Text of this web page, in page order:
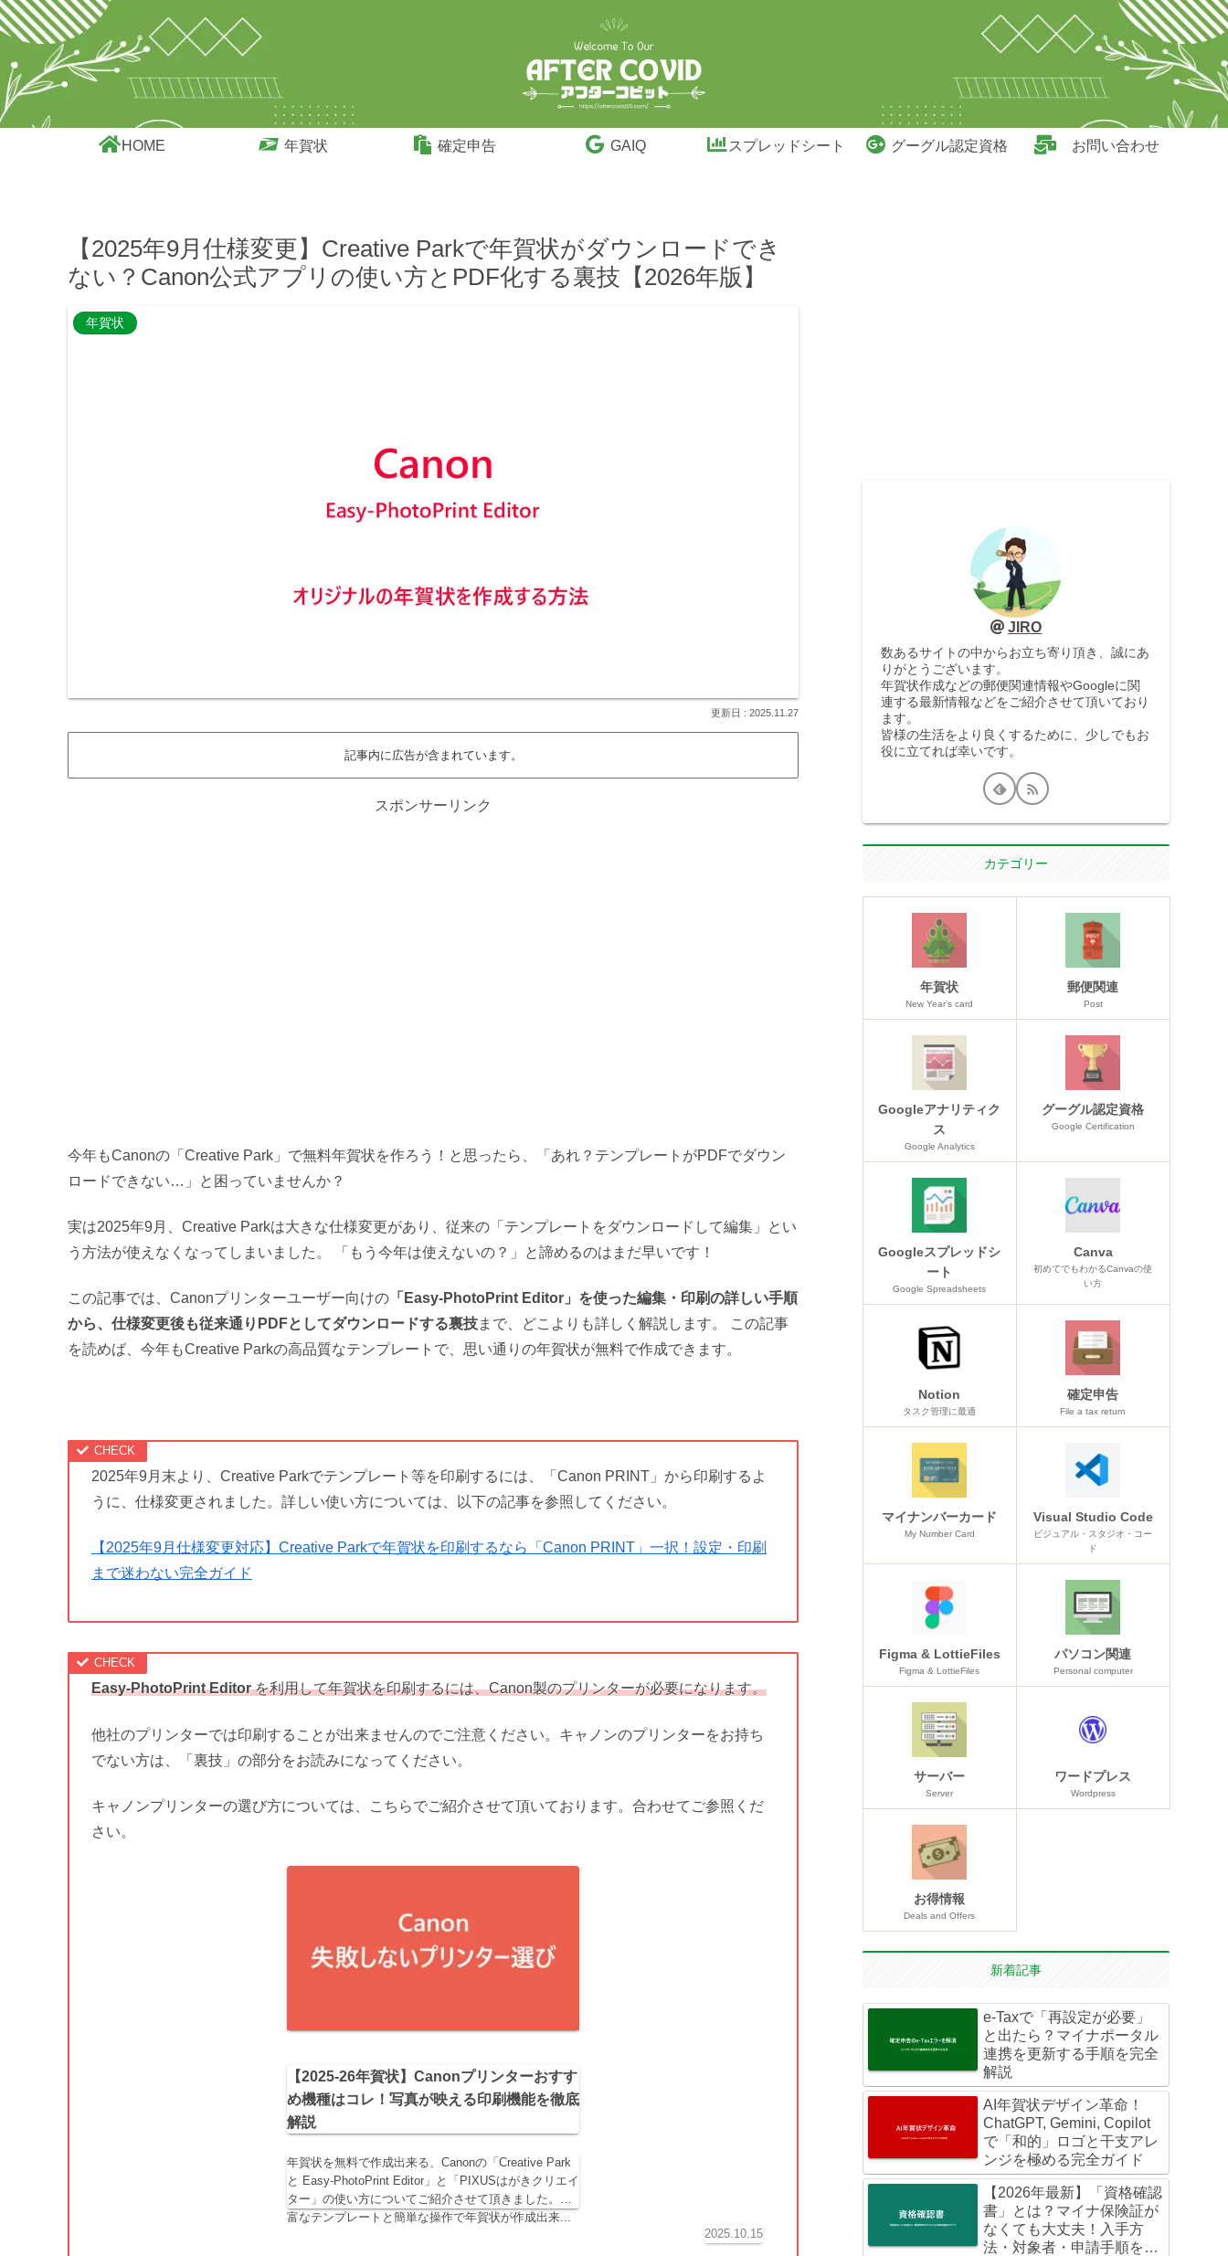
HOME 年賀状 確定申告 GAIQ スプレッドシート グーグル認定資格 お問い合わせ
【2025年9月仕様変更】Creative Parkで年賀状がダウンロードでき
ない？Canon公式アプリの使い方とPDF化する裏技【2026年版】
年賀状
2025.11.27
記事内に広告が含まれています。
スポンサーリンク
今年もCanonの「Creative Park」で無料年賀状を作ろう！と思ったら、「あれ？テンプレートがPDFでダウン
ロードできない…」と困っていませんか？
実は2025年9月、Creative Parkは大きな仕様変更があり、従来の「テンプレートをダウンロードして編集」とい
う方法が使えなくなってしまいました。 「もう今年は使えないの？」と諦めるのはまだ早いです！
この記事では、Canonプリンターユーザー向けの 「Easy-PhotoPrint Editor」を使った編集・印刷の詳しい手順
から、仕様変更後も従来通りPDFとしてダウンロードする裏技まで、どこよりも詳しく解説します。 この記事
を読めば、今年もCreative Parkの高品質なテンプレートで、思い通りの年賀状が無料で作成できます。
2025年9月末より、Creative Parkでテンプレート等を印刷するには、「Canon PRINT」から印刷するよ
うに、仕様変更されました。詳しい使い方については、以下の記事を参照してください。
【2025年9月仕様変更対応】Creative Parkで年賀状を印刷するなら「Canon PRINT」一択！設定・印刷
まで迷わない完全ガイド
Easy-PhotoPrint Editorを利用して年賀状を印刷するには、Canon製のプリンターが必要になります。
他社のプリンターでは印刷することが出来ませんのでご注意ください。キャノンのプリンターをお持ち
でない方は、「裏技」の部分をお読みになってください。
キャノンプリンターの選び方については、こちらでご紹介させて頂いております。合わせてご参照くだ
さい。
【2025-26年賀状】Canonプリンターおすす
め機種はコレ！写真が映える印刷機能を徹底
解説
年賀状を無料で作成出来る、Canonの「Creative Park
と Easy-PhotoPrint Editor」と「PIXUSはがきクリエイ
ター」の使い方についてご紹介させて頂きました。豊
富なテンプレートと簡単な操作で年賀状が作成出来...
2025.10.15
JIRO
数あるサイトの中からお立ち寄り頂き、誠にあ
りがとうございます。
年賀状作成などの郵便関連情報やGoogleに関
連する最新情報などをご紹介させて頂いており
ます。
皆様の生活をより良くするために、少しでもお
役に立てれば幸いです。
カテゴリー
年賀状
New Year’s card
郵便関連
Post
Googleアナリティク
ス
Google Analytics
グーグル認定資格
Google Certification
Googleスプレッドシ
ート
Google Spreadsheets
Canva
初めてでもわかるCanvaの使
い方
Notion
タスク管理に最適
確定申告
File a tax return
マイナンバーカード
My Number Card
Visual Studio Code
ビジュアル・スタジオ・コー
ド
Figma & LottieFiles
Figma & LottieFiles
パソコン関連
Personal computer
サーバー
Server
ワードプレス
Wordpress
お得情報
Deals and Offers
新着記事
e-Taxで「再設定が必要」
と出たら？マイナポータル
連携を更新する手順を完全
解説
AI年賀状デザイン革命！
ChatGPT, Gemini, Copilot
で「和的」ロゴと干支アレ
ンジを極める完全ガイド
【2026年最新】「資格確認
書」とは？マイナ保険証が
なくても大丈夫！入手方
法・対象者・申請手順を徹